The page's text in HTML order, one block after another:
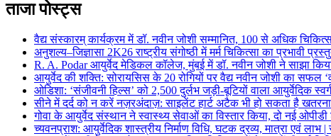
ताजा पोस्ट्स
वैद्य संस्कारम् कार्यक्रम में डॉ. नवीन जोशी सम्मानित, 100 से अधिक
अनुशल्य–जिज्ञासा 2K26 राष्ट्रीय संगोष्ठी में मर्म चिकित्सा का प्रभावी
R. A. Podar आयुर्वेद मेडिकल कॉलेज, मुंबई में डॉ. नवीन जोशी ने साझा किया
आयुर्वेद की शक्ति: सोरायसिस के 20 रोगियों पर वैद्य नवीन जोशी का सफल
ओडिशा: ‘संजीवनी हिल्स’ को 2,500 दुर्लभ जड़ी-बूटियों वाला आयुर्वेदिक
सीने में दर्द को न करें नज़रअंदाज़: साइलेंट हार्ट अटैक भी हो सकता है
गोवा के आयुर्वेद संस्थान ने स्वास्थ्य सेवाओं का विस्तार किया, दो नई
च्यवनप्राश: आयुर्वेदिक शास्त्रीय निर्माण विधि, घटक द्रव्य, मात्रा एवं लाभ